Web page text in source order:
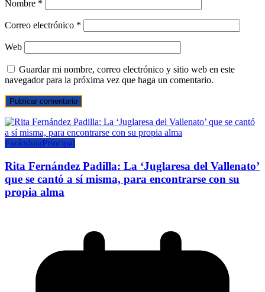
Nombre *
Correo electrónico *
Web
Guardar mi nombre, correo electrónico y sitio web en este
navegador para la próxima vez que haga un comentario.
FarándulaPrincipal
Rita Fernández Padilla: La ‘Juglaresa del Vallenato’
que se cantó a sí misma, para encontrarse con su
propia alma